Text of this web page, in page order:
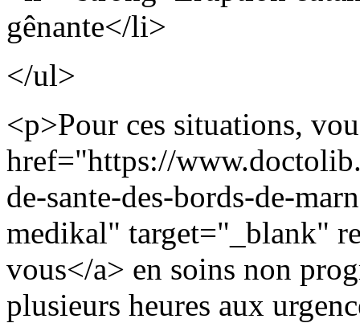
gênante</li>
</ul>
<p>Pour ces situations,
href="https://
de-sante-des-bords-de-
medikal" target="_blank"
vous</a> en soins non
plusieurs heures aux